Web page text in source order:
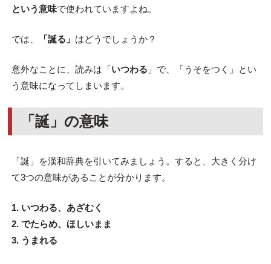
という意味で使われていますよね。
では、 「誕る」 はどうでしょうか？
意外なことに、読みは「いつわる 」で、「うそをつく」とい
う意味になってしまいます。
「誕」の意味
「誕」を漢和辞典を引いてみましょう。すると、大きく分け
て3つの意味があることが分かります。
1. いつわる、あざむく
2. でたらめ、ほしいまま
3. うまれる